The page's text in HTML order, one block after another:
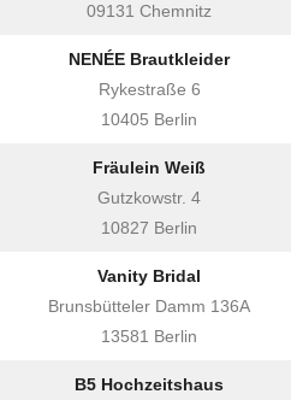
09131 Chemnitz
NENÉE Brautkleider
Rykestraße 6
10405 Berlin
Fräulein Weiß
Gutzkowstr. 4
10827 Berlin
Vanity Bridal
Brunsbütteler Damm 136A
13581 Berlin
B5 Hochzeitshaus